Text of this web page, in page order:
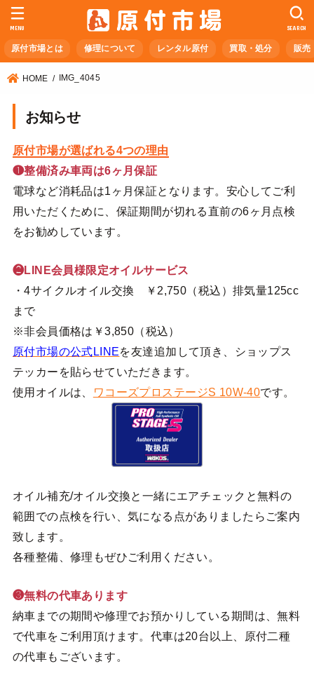
原付市場とは 修理について レンタル原付 買取・処分 販売
SEARCH
MENU
HOME IMG_4045
お知らせ
原付市場が選ばれる4つの理由
❶整備済み車両は6ヶ月保証
電球など消耗品は1ヶ月保証となります。安心してご利
用いただくために、保証期間が切れる直前の6ヶ月点検
をお勧めしています。
❷LINE会員様限定オイルサービス
・4サイクルオイル交換 ￥2,750（税込）排気量125cc
まで
※非会員価格は￥3,850（税込）
原付市場の公式LINEを友達追加して頂き、ショップス
テッカーを貼らせていただきます。
使用オイルは、
ワコーズプロステージS 10W-40です。
オイル補充/オイル交換と一緒にエアチェックと無料の
範囲での点検を行い、気になる点がありましたらご案内
致します。
各種整備、修理もぜひご利用ください。
❸無料の代車あります
納車までの期間や修理でお預かりしている期間は、無料
で代車をご利用頂けます。代車は20台以上、原付二種
の代車もございます。